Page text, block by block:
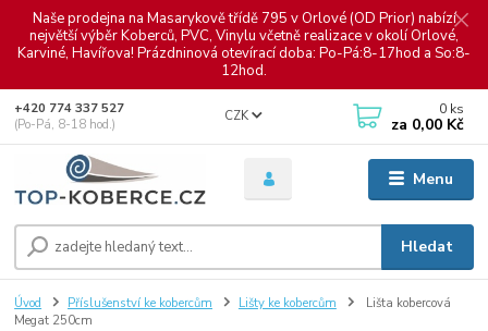
Naše prodejna na Masarykově třídě 795 v Orlové (OD Prior) nabízí
největší výběr Koberců, PVC, Vinylu včetně realizace v okolí Orlové,
Karviné, Havířova! Prázdninová otevírací doba: Po-Pá:8-17hod a So:8-
12hod.
Menu
CZK
Hledat
+420 774 337 527
(Po-Pá, 8-18 hod.)
0 ks
za 0,00 Kč
Úvod Příslušenství ke kobercům Lišty ke kobercům
Lišta kobercová
Megat 250cm